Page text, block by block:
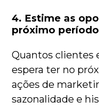
4. Estime as
próximo período
Quantos clientes
espera ter no
ações de
sazonalidade e